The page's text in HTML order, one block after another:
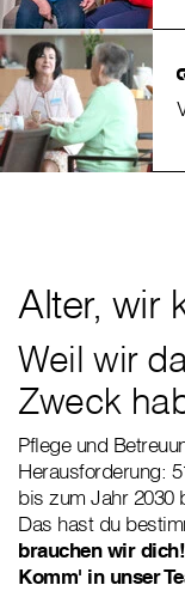
Alter, wir
Weil wir
Zweck
Pflege und
Herausforderung:
bis zum Jahr 2030
Das hast du
brauchen wir dich!
Komm' in unser